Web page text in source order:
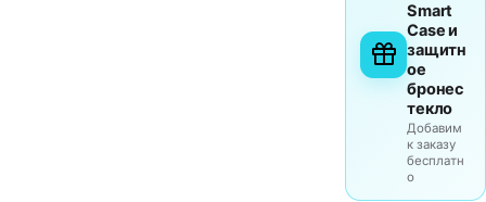
Smart
Case и
защитн
ое
бронес
текло
Добавим
к заказу
бесплатн
о